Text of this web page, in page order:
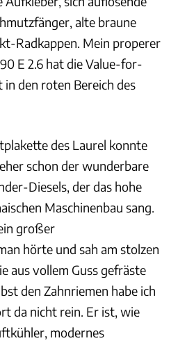
alte braune
Radkappen. Mein properer
E 2.6 hat die Value-for-
den roten Bereich des
des Laurel konnte
schon der wunderbare
Diesels, der das hohe
Maschinenbau sang.
großer
hörte und sah am stolzen
aus vollem Guss gefräste
den Zahnriemen habe ich
da nicht rein. Er ist, wie
modernes